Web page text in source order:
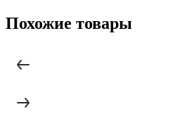
Похожие товары